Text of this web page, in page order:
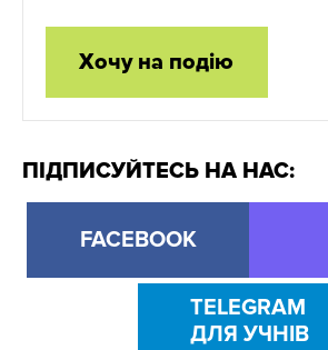
Хочу на подію
ПІДПИСУЙТЕСЬ НА НАС:
FACEBOOK
TELEGRAM
ДЛЯ УЧНІВ